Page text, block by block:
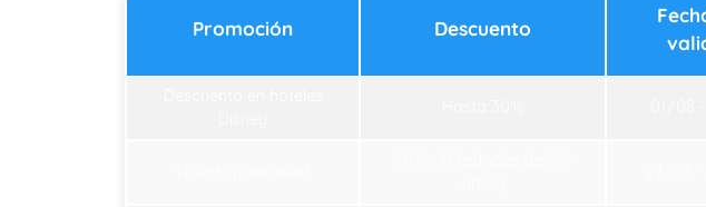
Promoción Descuento